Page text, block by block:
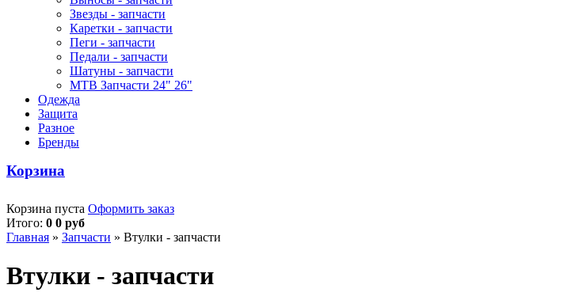
Звезды - запчасти
Каретки - запчасти
Пеги - запчасти
Педали - запчасти
Шатуны - запчасти
MTB Запчасти 24" 26"
Одежда
Защита
Разное
Бренды
Корзина
Корзина пуста Оформить заказ
Итого: 0 0 руб
Главная » Запчасти » Втулки - запчасти
Втулки - запчасти